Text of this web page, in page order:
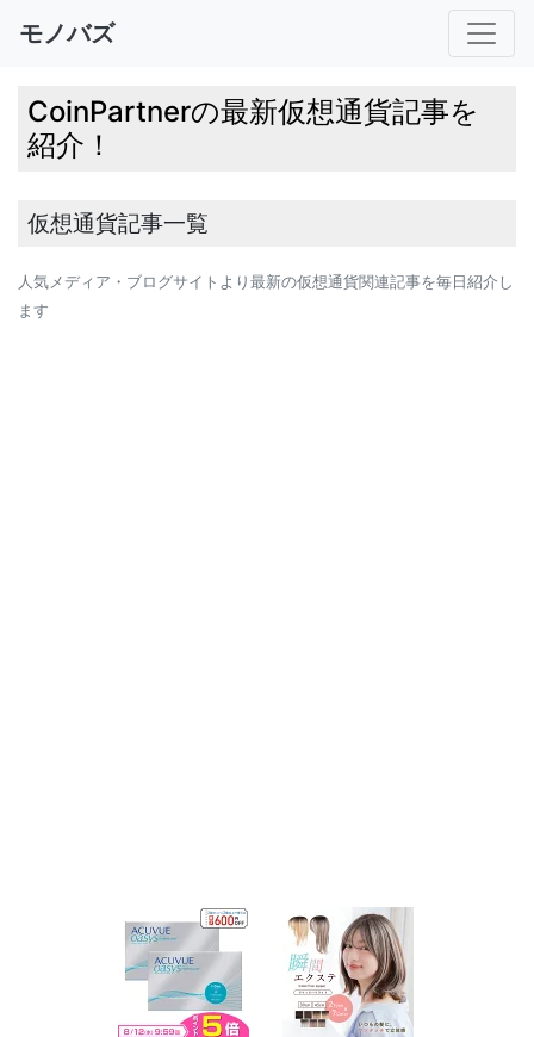
モノバズ
CoinPartnerの最新仮想通貨記事を
紹介！
仮想通貨記事一覧
人気メディア・ブログサイトより最新の仮想通貨関連記事を毎日紹介し
ます